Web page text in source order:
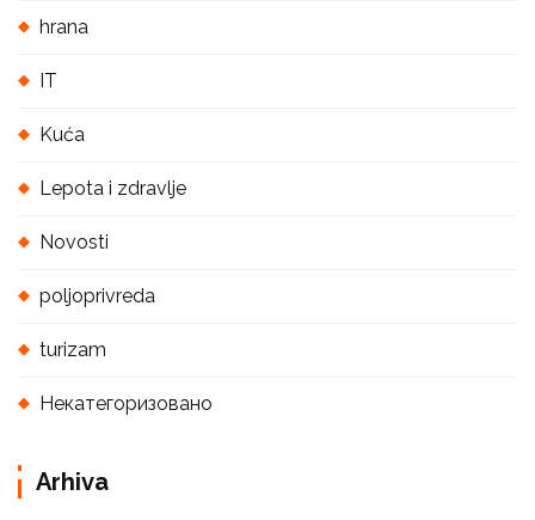
hrana
IT
Kuća
Lepota i zdravlje
Novosti
poljoprivreda
turizam
Некатегоризовано
Arhiva